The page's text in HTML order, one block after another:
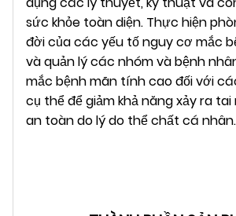
sức khỏe toàn diện. Thực hiện
đời của các yếu tố nguy cơ mắc
và quản lý các nhóm và bệnh
mắc bệnh mãn tính cao đối với
cụ thể để giảm khả năng xảy ra tai
an toàn do lý do thể chất cá nhân.